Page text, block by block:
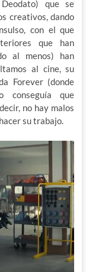
que se
creativos, dando
con el que
que han
al menos) han
al cine, su
Forever (donde
conseguía que
no hay malos
su trabajo.